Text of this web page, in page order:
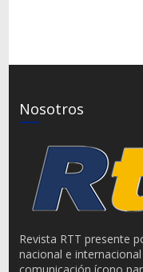
Nosotros
Revista RTT presente
nacional e